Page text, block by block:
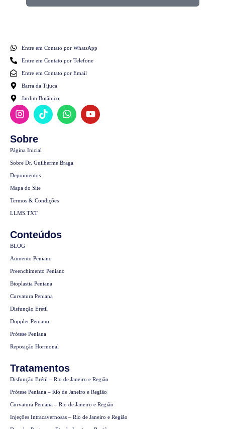
Entre em Contato por WhatsApp
Entre em Contato por Telefone
Entre em Contato por Email
Barra da Tijuca
Jardim Botânico
Sobre
Página Inicial
Sobre Dr. Guilherme Braga
Depoimentos
Mapa do Site
Termos & Condições
LLMS.TXT
Conteúdos
BLOG
Aumento Peniano
Preenchimento Peniano
Bioplastia Peniana
Curvatura Peniana
Disfunção Erétil
Doppler Peniano
Prótese Peniana
Reposição Hormonal
Tratamentos
Disfunção Erétil – Rio de Janeiro e Região
Prótese Peniana – Rio de Janeiro e Região
Curvatura Peniana – Rio de Janeiro e Região
Injeções Intracavernosas – Rio de Janeiro e Região